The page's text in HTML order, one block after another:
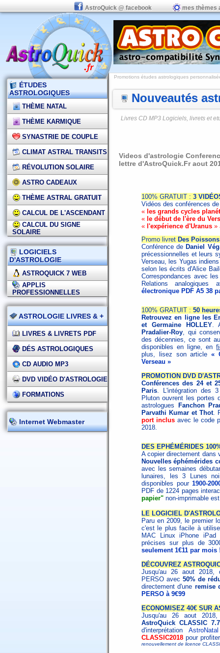
AstroQuick @ facebook mes thèmes
ÉTUDES
ASTROLOGIQUES
THÈME NATAL
THÈME KARMIQUE
SYNASTRIE DE COUPLE
CLIMAT ASTRAL TRANSITS
RÉVOLUTION SOLAIRE
ASTRO CADEAUX
THÈME ASTRAL GRATUIT
CALCUL DE L'ASCENDANT
CALCUL DU SIGNE
SOLAIRE
LOGICIELS
D'ASTROLOGIE
ASTROQUICK 7 WEB
APPLIS
PROFESSIONNELLES
ASTROLOGIE LIVRES & +
LIVRES & LIVRETS PDF
DÉS ASTROLOGIQUES
CD AUDIO MP3
DVD VIDÉO D'ASTROLOGIE
FORMATIONS
Internet Webmaster
Promotions études astrologiques
Nouveautés
Livres CD MP3 Logiciels, livrets et
Videos d'astrologie
lettre d'AstroQuick.Fr aout
100% GRATUIT : 3
Vidéos des conférences
« les grands cycles
« le début de l'ère du
« l'expérience d'Uranus »
Promo livret Des
Conférence de Daniel
précessionnelles et leurs
Verseau, les Yugas
selon les écrits d'Alice
Correspondances avec
Relations
électronique PDF A5 38
100% GRATUIT : 50
Retrouvez en ligne les
et Germaine HOLLEY.
Pradalier-Roy, qui
des décennies, ce sont
disponibles en ligne, en
plus, lisez son article«
Verseau »
PROMOTION DVD
Conférences des 24 et
Paris. L'intégration des
Pluton ouvrent les portes
astrologues
Fanchon
Parvathi Kumar et Thot.
port inclus avec le code
2018.
DES EPHÉMÉRIDES
A copier directement dans
Nouvelles éphémérides
avec les semaines
lunaires, les 3 Lunes
disponibles pour1900-
PDF de 1224 pages
papier" non-imprimable
LE LOGICIEL
Paru en 2009, le premier
c'est le plus facile à
MAC Linux iPhone iPad
précises sur plus de
seulement 1€11 par mois
DÉCOUVREZ
Jusqu'au 26 aout 2018,
PERSO avec 50% de
directement d'une remise
PERSO à 9€99
ECONOMISEZ 40€ SUR
Jusqu'au 26 aout
AstroQuick CLASSIC 7.7
d'interprétation AstroNatal
CLASSIC2018 pour
renouvellement de licence